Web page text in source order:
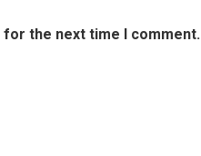
for the next time I comment.